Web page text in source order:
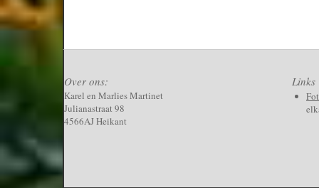
Over ons:
Karel en Marlies Martinet
Julianastraat 98
4566AJ Heikant
Links